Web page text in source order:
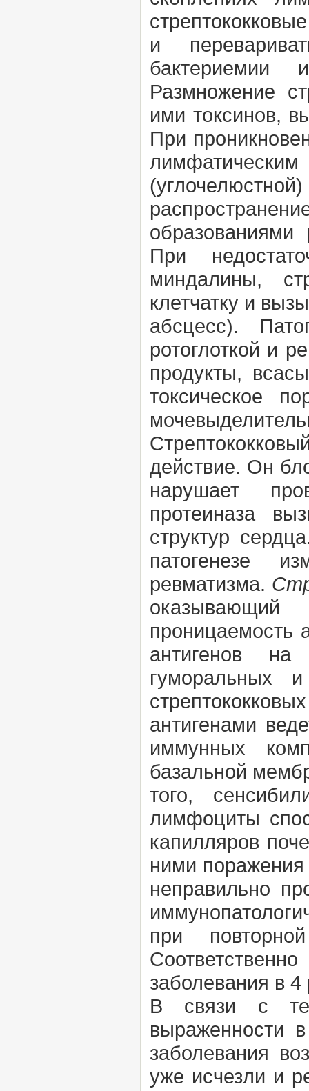
и
бактериемии
Размножение
ими токсинов,
При
лимфатическим
При
миндалины,
клетчатку и
абсцесс).
ротоглоткой и
продукты,
токсическое
действие. Он
нарушает
протеиназа
структур
патогенезе
ревматизма.
проницаемость
антигенов
гуморальных
антигенами
иммунных
базальной
того,
лимфоциты
капилляров
ними
неправильно
при
заболевания в
В связи с
выраженности
заболевания
уже исчезли и